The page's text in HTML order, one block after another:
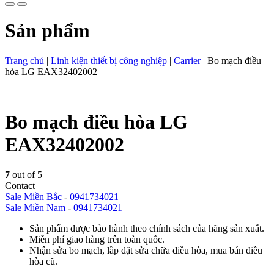
Sản phẩm
Trang chủ | Linh kiện thiết bị công nghiệp | Carrier| Bo mạch điều
hòa LG EAX32402002
Bo mạch điều hòa LG
EAX32402002
7 out of 5
Contact
Sale Miền Bắc - 0941734021
Sale Miền Nam - 0941734021
Sản phẩm được bảo hành theo chính sách của hãng sản xuất.
Miễn phí giao hàng trên toàn quốc.
Nhận sửa bo mạch, lắp đặt sửa chữa điều hòa, mua bán điều
hòa cũ.